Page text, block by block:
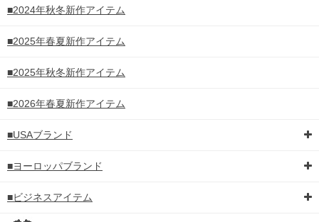
■2024年秋冬新作アイテム
■2025年春夏新作アイテム
■2025年秋冬新作アイテム
■2026年春夏新作アイテム
■USAブランド
■ヨーロッパブランド
■ビジネスアイテム